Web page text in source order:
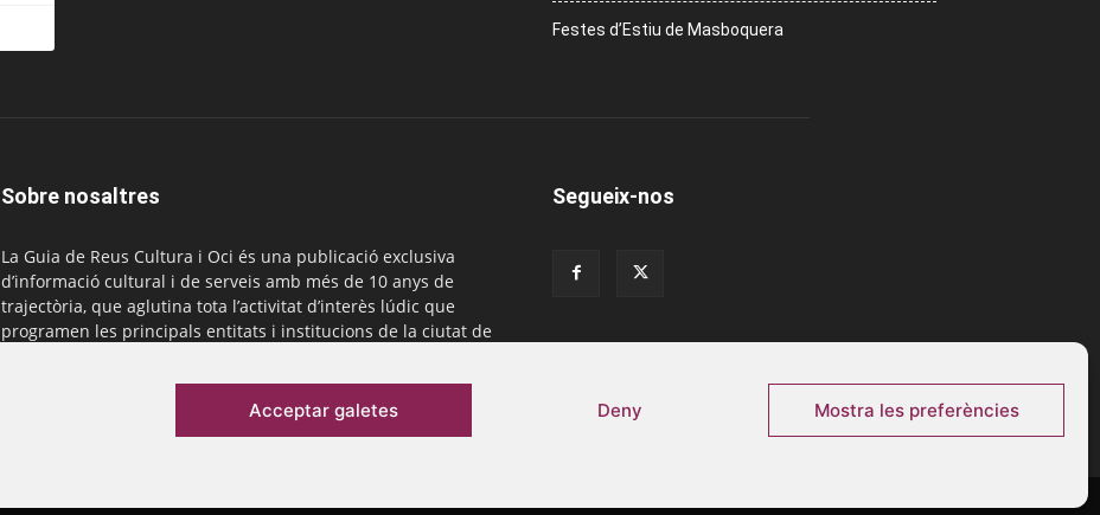
Acceptar galetes Deny Mostra les preferències
Festes d’Estiu de Masboquera
Sobre nosaltres
La Guia de Reus Cultura i Oci és una publicació exclusiva
d’informació cultural i de serveis amb més de 10 anys de
trajectòria, que aglutina tota l’activitat d’interès lúdic que
programen les principals entitats i institucions de la ciutat de
comercial@laguiadereus.com
Segueix-nos